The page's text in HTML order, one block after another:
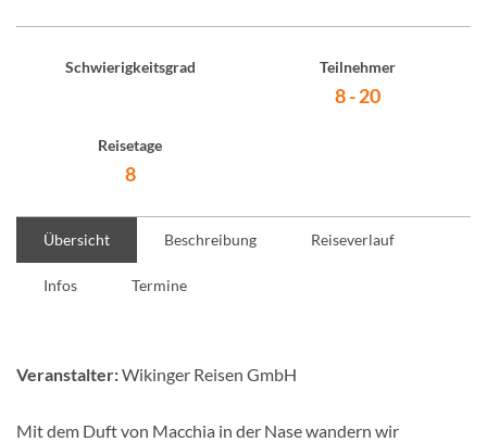
Schwierigkeitsgrad Teilnehmer
8 - 20
Reisetage
8
Übersicht Beschreibung Reiseverlauf
Infos Termine
Veranstalter:Wikinger Reisen GmbH
Mit dem Duft von Macchia in der Nase wandern wir